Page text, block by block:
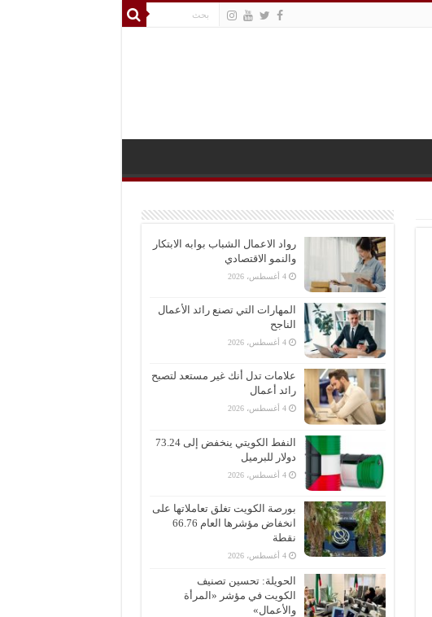
رواد الاعمال الشباب بوابه الابتكار
والنمو الاقتصادي
4 أغسطس، 2026
المهارات التي تصنع رائد الأعمال
الناجح
4 أغسطس، 2026
علامات تدل أنك غير مستعد لتصبح
رائد أعمال
4 أغسطس، 2026
النفط الكويتي ينخفض إلى 73.24
دولار للبرميل
4 أغسطس، 2026
بورصة الكويت تغلق تعاملاتها على
انخفاض مؤشرها العام 66.76
نقطة
4 أغسطس، 2026
الحويلة: تحسين تصنيف
الكويت في مؤشر «المرأة
والأعمال»